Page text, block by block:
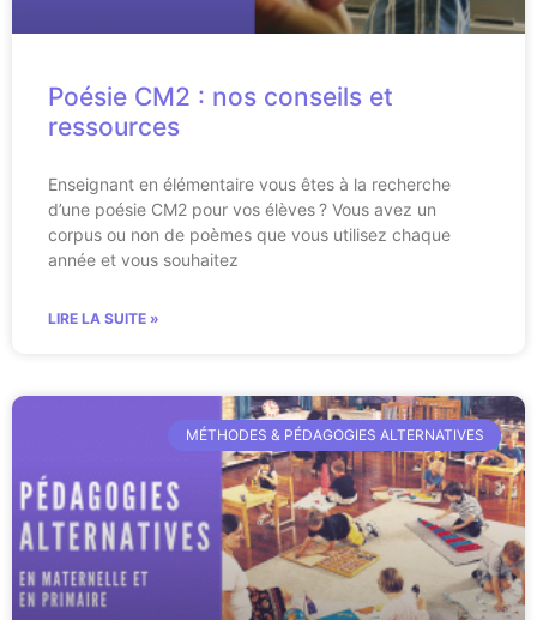
Poésie CM2 : nos conseils et
ressources
Enseignant en élémentaire vous êtes à la recherche
d’une poésie CM2 pour vos élèves ? Vous avez un
corpus ou non de poèmes que vous utilisez chaque
année et vous souhaitez
LIRE LA SUITE »
MÉTHODES & PÉDAGOGIES ALTERNATIVES